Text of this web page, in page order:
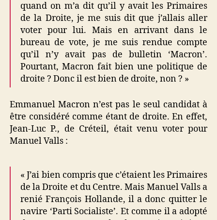
quand on m’a dit qu’il y avait les Primaires
de la Droite, je me suis dit que j’allais aller
voter pour lui. Mais en arrivant dans le
bureau de vote, je me suis rendue compte
qu’il n’y avait pas de bulletin ‘Macron’.
Pourtant, Macron fait bien une politique de
droite ? Donc il est bien de droite, non ? »
Emmanuel Macron n’est pas le seul candidat à
être considéré comme étant de droite. En effet,
Jean-Luc P., de Créteil, était venu voter pour
Manuel Valls :
« J’ai bien compris que c’étaient les Primaires
de la Droite et du Centre. Mais Manuel Valls a
renié François Hollande, il a donc quitter le
navire ‘Parti Socialiste’. Et comme il a adopté